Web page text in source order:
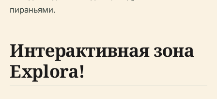
пираньями.
Интерактивная зона
Explora!